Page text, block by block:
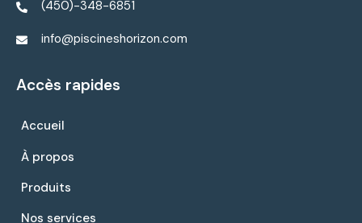
(450)-348-6851
info@piscineshorizon.com
Accès rapides
Accueil
À propos
Produits
Nos services